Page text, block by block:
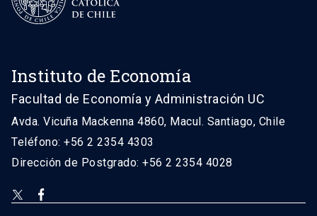
Instituto de Economía
Facultad de Economía y Administración UC
Avda. Vicuña Mackenna 4860, Macul. Santiago, Chile
Teléfono: +56 2 2354 4303
Dirección de Postgrado: +56 2 2354 4028